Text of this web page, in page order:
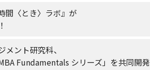
間〈とき〉ラボ』が
ント研究科、
Fundamentals シリーズ」を共同開発